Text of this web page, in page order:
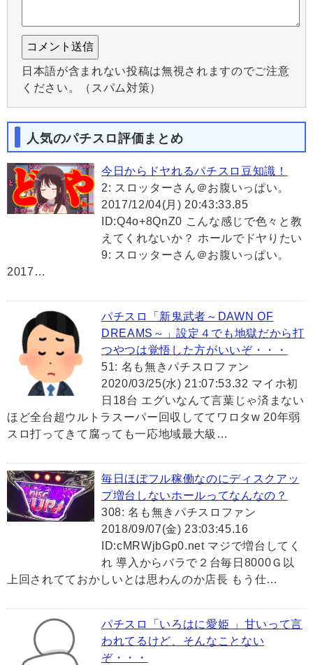
日本語が含まれない投稿は無視されますのでご注意
ください。（スパム対策）
人気のパチスロ評価まとめ
今日からドヤれるパチスロ豆知識！
2: スロッターさん＠お腹いっぱい。
2017/12/04(月) 20:43:33.85
ID:Q4o+8QnZ0 こんな感じで色々と教
えてくれないか？ ホールでドヤりたい
9: スロッターさん＠お腹いっぱい。
2017…
パチスロ「新鬼武者～DAWN OF
DREAMS～」設定４でも地獄だから打
つやつは覚悟した方がいいぞ・・・
51: 名も無きパチスロファン
2020/03/25(水) 21:07:53.32 マイホ初
日18台 エグいなんて言葉じゃ済まない
ほど全台超ウルトラスーパー回収しててワロタw 20年弱
スロ打ってきて腐っても一応地域最大級…
毎日ほぼフル稼働なのにディスクアッ
プ増台しないホールってなんなの？
308: 名も無きパチスロファン
2018/09/07(金) 23:03:45.16
ID:cMRWjbGp0.net マジで増台してく
れ 導入からバラで２台毎日8000Ｇ以
上回されてておかしいとは思わんのか店長 もう仕…
パチスロ「いろはに愛姫 」甘いって言
われてるけど、そんなことない
ぞ・・・